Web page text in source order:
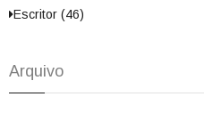
Escritor (46)
Arquivo